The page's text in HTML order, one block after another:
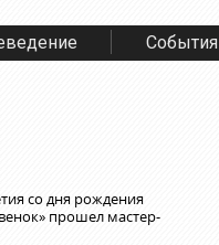
События
со дня рождения
прошел мастер-